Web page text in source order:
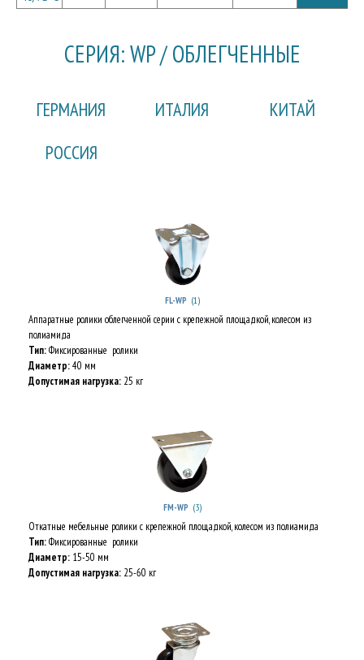
СЕРИЯ: WP / ОБЛЕГЧЕННЫЕ
ГЕРМАНИЯ ИТАЛИЯ
КИТАЙ
РОССИЯ
FL-WP (1)
Аппаратные ролики облегченной серии с крепежной площадкой, колесом из
полиамида
Тип:Фиксированные ролики
Диаметр:40 мм
Допустимая нагрузка: 25 кг
FM-WP (3)
Откатные мебельные ролики с крепежной площадкой, колесом из полиамида
Тип:Фиксированные ролики
Диаметр: 15-50 мм
Допустимая нагрузка: 25-60 кг